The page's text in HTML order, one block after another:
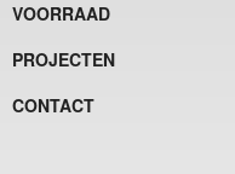
VOORRAAD
PROJECTEN
CONTACT